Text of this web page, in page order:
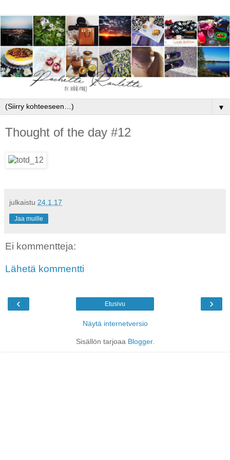
▼
Thought of the day #12
julkaistu 24.1.17
Jaa muille
Ei kommentteja:
Lähetä kommentti
‹ ›
Etusivu
Näytä internetversio
Sisällön tarjoaa Blogger.